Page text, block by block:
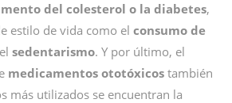
del colesterol o la diabetes,
estilo de vida como el consumo de
sedentarismo. Y por último, el
medicamentos ototóxicos también
más utilizados se encuentran la